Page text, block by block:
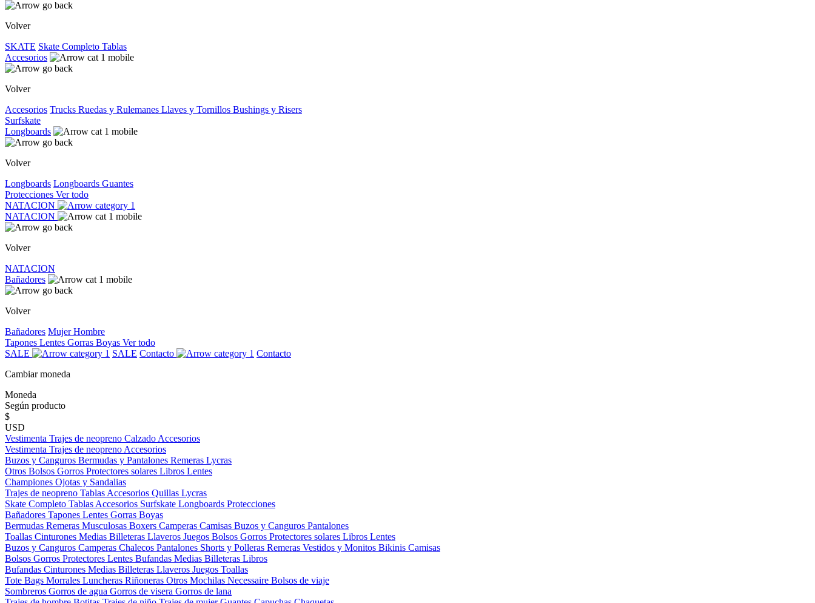
Volver
SKATE Skate Completo Tablas
Accesorios
Volver
Accesorios Trucks Ruedas y Rulemanes Llaves y Tornillos Bushings y Risers
Surfskate
Longboards
Volver
Longboards Longboards Guantes
Protecciones Ver todo
NATACION
NATACION
Volver
NATACION
Bañadores
Volver
Bañadores MujerHombre
Tapones Lentes Gorras Boyas Ver todo
SALE
SALE Contacto
Contacto
Cambiar moneda
Moneda
Según producto
$
USD
Vestimenta Trajes de neopreno Calzado Accesorios
Vestimenta Trajes de neopreno Accesorios
Buzos y Canguros Bermudas y Pantalones Remeras Lycras
Otros Bolsos Gorros Protectores solares Libros Lentes
Championes Ojotas y Sandalias
Trajes de neopreno Tablas Accesorios Quillas Lycras
Skate Completo Tablas Accesorios Surfskate Longboards Protecciones
Bañadores Tapones Lentes Gorras Boyas
Bermudas Remeras Musculosas Boxers Camperas Camisas Buzos y Canguros Pantalones
Toallas Cinturones Medias Billeteras Llaveros Juegos Bolsos Gorros Protectores solares Libros Lentes
Buzos y Canguros Camperas Chalecos Pantalones Shorts y Polleras Remeras Vestidos y Monitos Bikinis Camisas
Bolsos Gorros Protectores Lentes Bufandas Medias Billeteras Libros
Bufandas Cinturones Medias Billeteras Llaveros Juegos Toallas
Tote Bags Morrales Luncheras Riñoneras Otros Mochilas Necessaire Bolsos de viaje
Sombreros Gorros de agua Gorros de visera Gorros de lana